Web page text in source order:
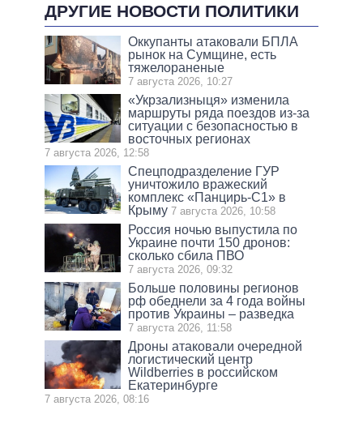
ДРУГИЕ НОВОСТИ ПОЛИТИКИ
Оккупанты атаковали БПЛА
рынок на Сумщине, есть
тяжелораненые
7 августа 2026, 10:27
«Укрзализныця» изменила
маршруты ряда поездов из-за
ситуации с безопасностью в
восточных регионах
7 августа 2026, 12:58
Спецподразделение ГУР
уничтожило вражеский
комплекс «Панцирь-С1» в
Крыму 7 августа 2026, 10:58
Россия ночью выпустила по
Украине почти 150 дронов:
сколько сбила ПВО
7 августа 2026, 09:32
Больше половины регионов
рф обеднели за 4 года войны
против Украины – разведка
7 августа 2026, 11:58
Дроны атаковали очередной
логистический центр
Wildberries в российском
Екатеринбурге
7 августа 2026, 08:16